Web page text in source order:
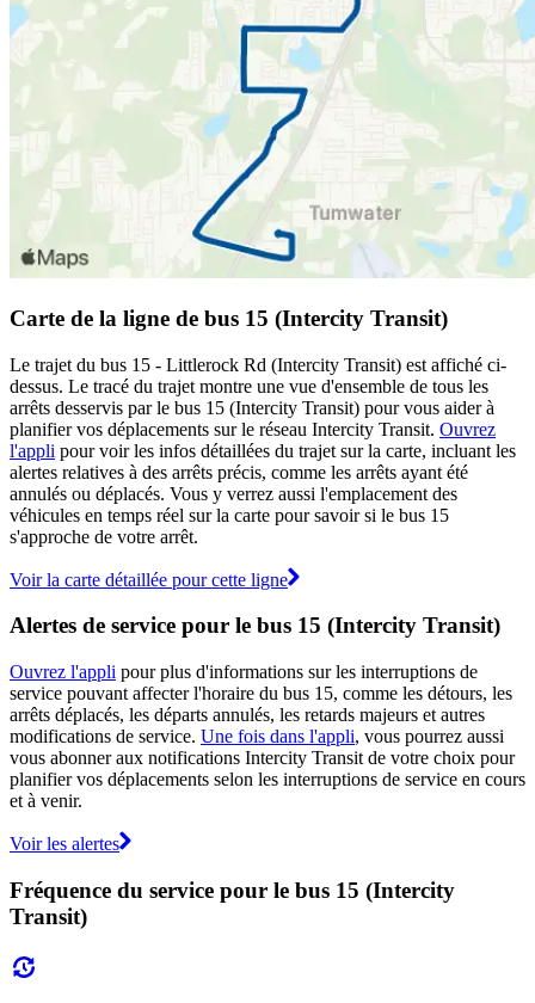
Carte de la ligne de bus 15 (Intercity Transit)
Le trajet du bus 15 - Littlerock Rd (Intercity Transit) est affiché ci-
dessus. Le tracé du trajet montre une vue d'ensemble de tous les
arrêts desservis par le bus 15 (Intercity Transit) pour vous aider à
planifier vos déplacements sur le réseau Intercity Transit. Ouvrez
l'appli pour voir les infos détaillées du trajet sur la carte, incluant les
alertes relatives à des arrêts précis, comme les arrêts ayant été
annulés ou déplacés. Vous y verrez aussi l'emplacement des
véhicules en temps réel sur la carte pour savoir si le bus 15
s'approche de votre arrêt.
Voir la carte détaillée pour cette ligne
Alertes de service pour le bus 15 (Intercity Transit)
Ouvrez l'appli pour plus d'informations sur les interruptions de
service pouvant affecter l'horaire du bus 15, comme les détours, les
arrêts déplacés, les départs annulés, les retards majeurs et autres
modifications de service. Une fois dans l'appli, vous pourrez aussi
vous abonner aux notifications Intercity Transit de votre choix pour
planifier vos déplacements selon les interruptions de service en cours
et à venir.
Voir les alertes
Fréquence du service pour le bus 15 (Intercity
Transit)